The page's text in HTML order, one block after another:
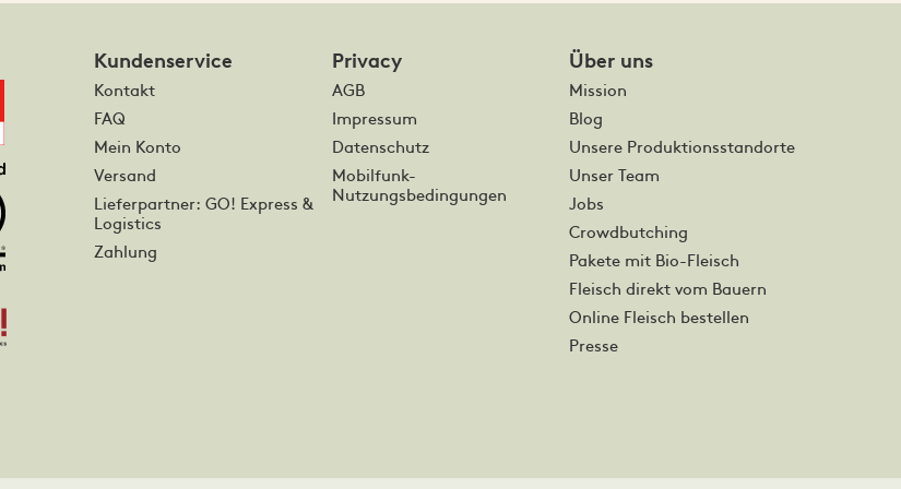
Kundenservice
Kontakt
FAQ
Mein Konto
Versand
Lieferpartner: GO! Express &
Logistics
Zahlung
Privacy
AGB
Impressum
Datenschutz
Mobilfunk-
Nutzungsbedingungen
Über uns
Mission
Blog
Unsere Produktionsstandorte
Unser Team
Jobs
Crowdbutching
Pakete mit Bio-Fleisch
Fleisch direkt vom Bauern
Online Fleisch bestellen
Presse